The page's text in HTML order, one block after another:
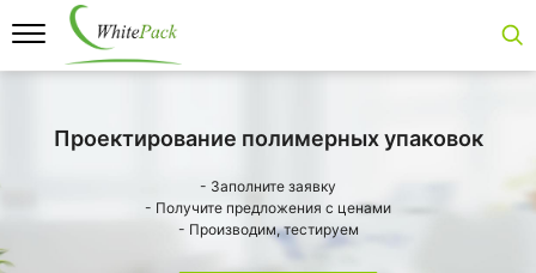
Проектирование полимерных упаковок
- Заполните заявку
- Получите предложения с ценами
- Производим, тестируем